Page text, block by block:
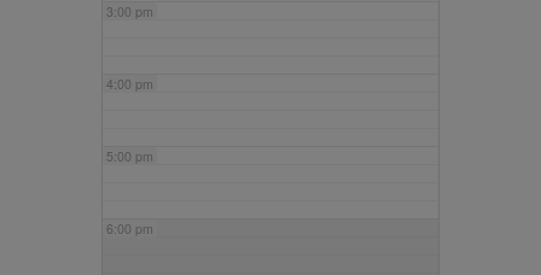
3:00 pm
4:00 pm
5:00 pm
6:00 pm